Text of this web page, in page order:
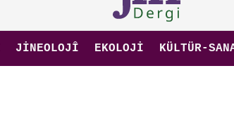
JINEOLOJÎ EKOLOJI KÜLTÜR-